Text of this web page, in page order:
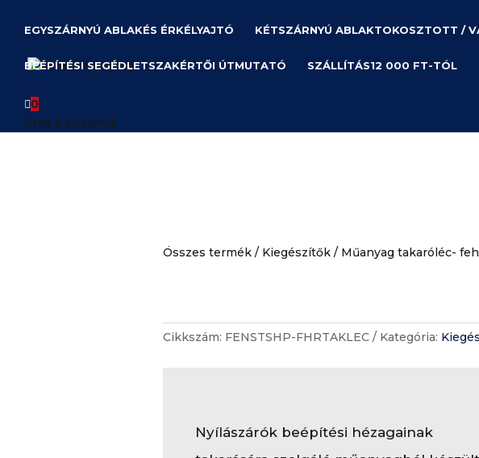
EGYSZÁRNYÚ ABLAKÉS ÉRKÉLYAJTÓ KÉTSZÁRNYÚ ABLAKTOKOSZTOTT /
BEÉPÍTÉSI SEGÉDLETSZAKÉRTŐI ÚTMUTATÓ SZÁLLÍTÁS12 000 FT-TÓL
0
Üres a kosarad!
Összes termék/ Kiegészítők/ Műanyag takaróléc-
Cikkszám: FENSTSHP-FHRTAKLEC Kategória:
Nyílászárók beépítési hézagainak